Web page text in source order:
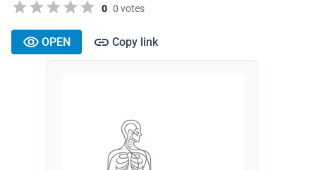
0 0 votes
OPEN Copy link